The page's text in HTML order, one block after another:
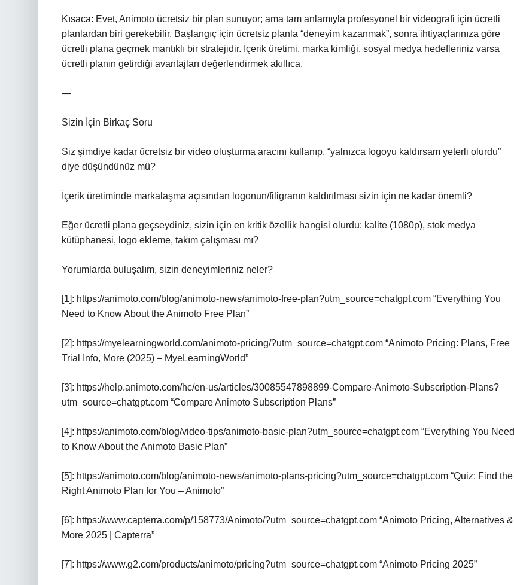
Kısaca: Evet, Animoto ücretsiz bir plan sunuyor; ama tam anlamıyla profesyonel bir videografi için ücretli
planlardan biri gerekebilir. Başlangıç için ücretsiz planla “deneyim kazanmak”, sonra ihtiyaçlarınıza göre
ücretli plana geçmek mantıklı bir stratejidir. İçerik üretimi, marka kimliği, sosyal medya hedefleriniz varsa
ücretli planın getirdiği avantajları değerlendirmek akıllıca.
—
Sizin İçin Birkaç Soru
Siz şimdiye kadar ücretsiz bir video oluşturma aracını kullanıp, “yalnızca logoyu kaldırsam yeterli olurdu”
diye düşündünüz mü?
İçerik üretiminde markalaşma açısından logonun/filigranın kaldırılması sizin için ne kadar önemli?
Eğer ücretli plana geçseydiniz, sizin için en kritik özellik hangisi olurdu: kalite (1080p), stok medya
kütüphanesi, logo ekleme, takım çalışması mı?
Yorumlarda buluşalım, sizin deneyimleriniz neler?
[1]: https://animoto.com/blog/animoto-news/animoto-free-plan?utm_source=chatgpt.com “Everything You
Need to Know About the Animoto Free Plan”
[2]: https://myelearningworld.com/animoto-pricing/?utm_source=chatgpt.com “Animoto Pricing: Plans, Free
Trial Info, More (2025) – MyeLearningWorld”
[3]: https://help.animoto.com/hc/en-us/articles/30085547898899-Compare-Animoto-Subscription-Plans?
utm_source=chatgpt.com “Compare Animoto Subscription Plans”
[4]: https://animoto.com/blog/video-tips/animoto-basic-plan?utm_source=chatgpt.com “Everything You Need
to Know About the Animoto Basic Plan”
[5]: https://animoto.com/blog/animoto-news/animoto-plans-pricing?utm_source=chatgpt.com “Quiz: Find the
Right Animoto Plan for You – Animoto”
[6]: https://www.capterra.com/p/158773/Animoto/?utm_source=chatgpt.com “Animoto Pricing, Alternatives &
More 2025 | Capterra”
[7]: https://www.g2.com/products/animoto/pricing?utm_source=chatgpt.com “Animoto Pricing 2025”